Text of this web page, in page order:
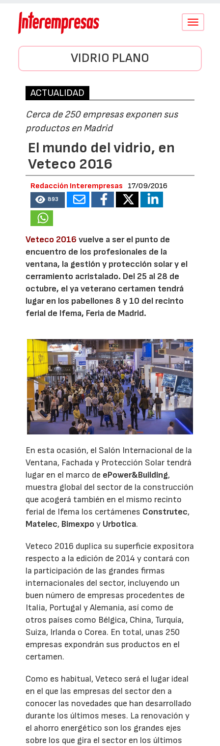
Conmutar
VIDRIO PLANO
ACTUALIDAD
Cerca de 250 empresas exponen sus
productos en Madrid
El mundo del vidrio, en
Veteco 2016
Redacción Interempresas 17/09/2016
893
Veteco 2016 vuelve a ser el punto de
encuentro de los profesionales de la
ventana, la gestión y protección solar y el
cerramiento acristalado. Del 25 al 28 de
octubre, el ya veterano certamen tendrá
lugar en los pabellones 8 y 10 del recinto
ferial de Ifema, Feria de Madrid.
En esta ocasión, el Salón Internacional de la
Ventana, Fachada y Protección Solar tendrá
lugar en el marco de ePower&Building,
muestra global del sector de la construcción
que acogerá también en el mismo recinto
ferial de Ifema los certámenes Construtec,
Matelec, Bimexpo y Urbotica.
Veteco 2016 duplica su superficie expositora
respecto a la edición de 2014 y contará con
la participación de las grandes firmas
internacionales del sector, incluyendo un
buen número de empresas procedentes de
Italia, Portugal y Alemania, así como de
otros países como Bélgica, China, Turquía,
Suiza, Irlanda o Corea. En total, unas 250
empresas expondrán sus productos en el
certamen.
Como es habitual, Veteco será el lugar ideal
en el que las empresas del sector den a
conocer las novedades que han desarrollado
durante los últimos meses. La renovación y
el ahorro energético son los grandes ejes
sobre los que gira el sector en los últimos